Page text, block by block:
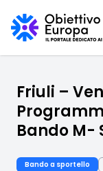
Friuli –
Bando M-
Bando a sportello